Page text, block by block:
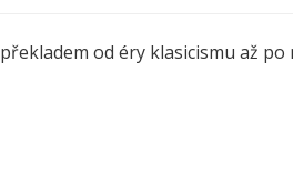
od éry klasicismu až po